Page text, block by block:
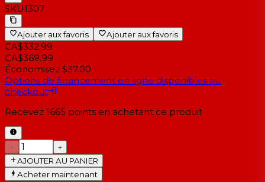
SKU1307
Ajouter aux favoris Ajouter aux favoris
CA$332.99
CA$369.99
Économisez $37.00
Options de financement en ligne disponibles au
checkout
Recevez 1665 points en achetant ce produit
−
+
AJOUTER AU PANIER
Acheter maintenant